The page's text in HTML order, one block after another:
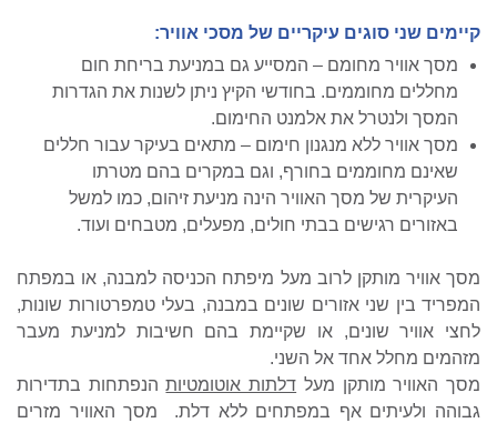
קיימים שני סוגים עיקריים של מסכי אוויר:
מסך אוויר מחומם – המסייע גם במניעת בריחת חום
מחללים מחוממים. בחודשי הקיץ ניתן לשנות את הגדרות
המסך ולנטרל את אלמנט החימום.
מסך אוויר ללא מנגנון חימום – מתאים בעיקר עבור חללים
שאינם מחוממים בחורף, וגם במקרים בהם מטרתו
העיקרית של מסך האוויר הינה מניעת זיהום, כמו למשל
באזורים רגישים בבתי חולים, מפעלים, מטבחים ועוד.
מסך אוויר מותקן לרוב מעל מיפתח הכניסה למבנה, או במפתח
המפריד בין שני אזורים שונים במבנה, בעלי טמפרטורות שונות,
לחצי אוויר שונים, או שקיימת בהם חשיבות למניעת מעבר
מזהמים מחלל אחד אל השני.
מסך האוויר מותקן מעל דלתות אוטומטיותהנפתחות בתדירות
גבוהה ולעיתים אף במפתחים ללא דלת. מסך האוויר מזרים